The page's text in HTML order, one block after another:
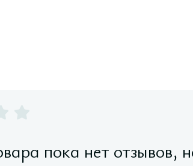
пока нет отзывов,